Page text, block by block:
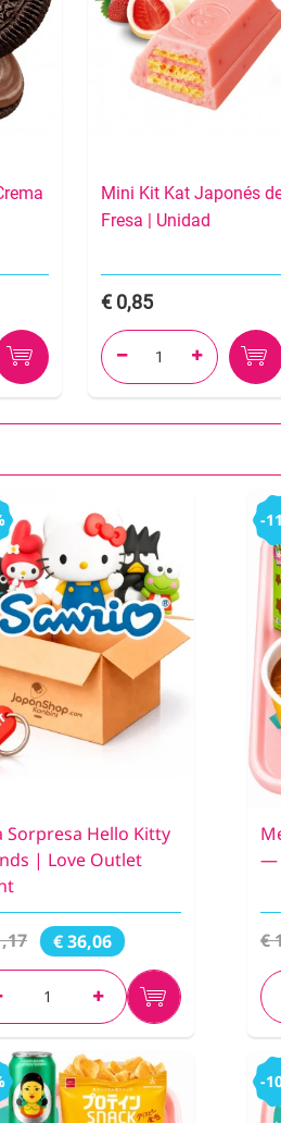
Mini Kit Kat Japonés
Fresa | Unidad
0,85
 
Sorpresa Hello Kitty
| Love Outlet
€ 36,06
-
—
€
-